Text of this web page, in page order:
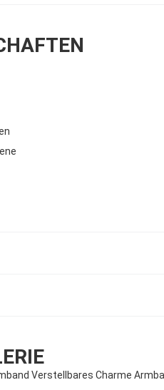
Verstellbares Charme